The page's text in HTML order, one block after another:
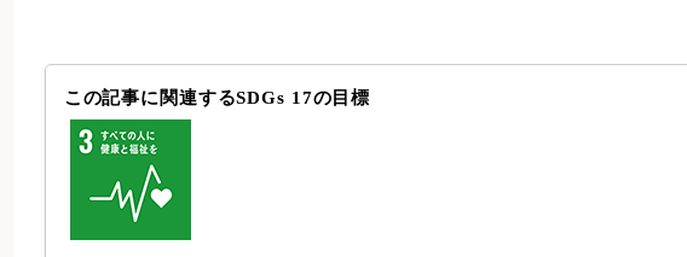
この記事に関連するSDGs 17の目標